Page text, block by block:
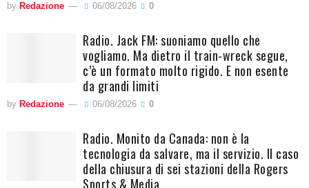
by Redazione 06/08/2026 0
Radio. Jack FM: suoniamo quello che
vogliamo. Ma dietro il train-wreck segue,
c’è un formato molto rigido. E non esente
da grandi limiti
by Redazione 06/08/2026 0
Radio. Monito da Canada: non è la
tecnologia da salvare, ma il servizio. Il caso
della chiusura di sei stazioni della Rogers
Sports & Media